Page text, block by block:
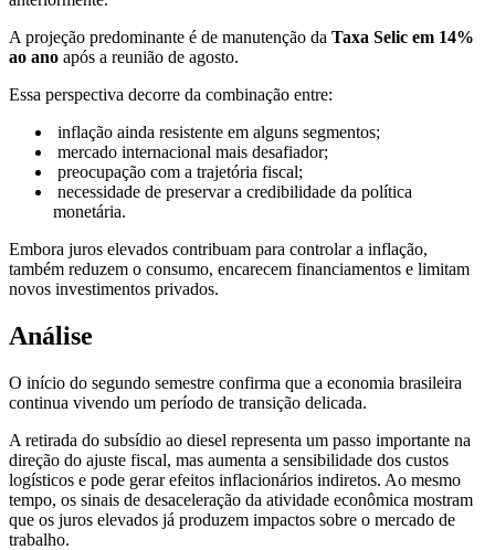
A projeção predominante é de manutenção da Taxa Selic em 14%
ao ano após a reunião de agosto.
Essa perspectiva decorre da combinação entre:
inflação ainda resistente em alguns segmentos;
mercado internacional mais desafiador;
preocupação com a trajetória fiscal;
necessidade de preservar a credibilidade da política
monetária.
Embora juros elevados contribuam para controlar a inflação,
também reduzem o consumo, encarecem financiamentos e limitam
novos investimentos privados.
Análise
O início do segundo semestre confirma que a economia brasileira
continua vivendo um período de transição delicada.
A retirada do subsídio ao diesel representa um passo importante na
direção do ajuste fiscal, mas aumenta a sensibilidade dos custos
logísticos e pode gerar efeitos inflacionários indiretos. Ao mesmo
tempo, os sinais de desaceleração da atividade econômica mostram
que os juros elevados já produzem impactos sobre o mercado de
trabalho.